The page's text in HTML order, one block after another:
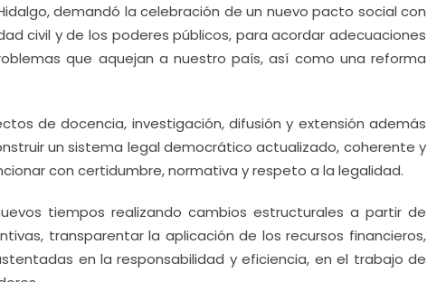
demandó la celebración de un nuevo pacto social con
civil y de los poderes públicos, para acordar adecuaciones
que aquejan a nuestro país, así como una reforma
de docencia, investigación, difusión y extensión además
un sistema legal democrático actualizado, coherente y
con certidumbre, normativa y respeto a la legalidad.
tiempos realizando cambios estructurales a partir de
transparentar la aplicación de los recursos financieros,
en la responsabilidad y eficiencia, en el trabajo de